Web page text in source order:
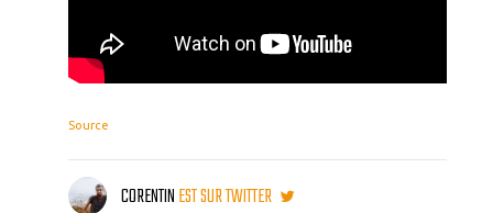
Source
CORENTINEST SUR TWITTER